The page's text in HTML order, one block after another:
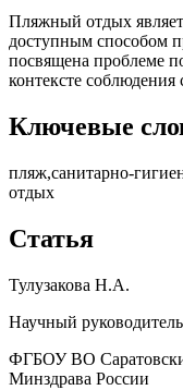
Пляжный отдых
доступным способом
посвящена проблеме
контексте
Ключевые
пляж,санитарно-
отдых
Статья
Тулузакова Н.А.
Научный
ФГБОУ ВО
Минздрава России